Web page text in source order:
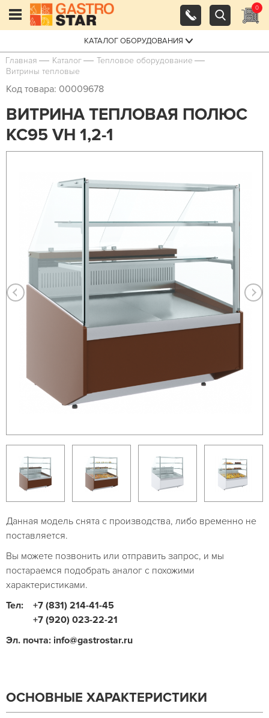
0
КАТАЛОГ ОБОРУДОВАНИЯ
Главная Каталог
Тепловое оборудование
Витрины тепловые
Код товара: 00009678
ВИТРИНА ТЕПЛОВАЯ ПОЛЮС
КС95 VH 1,2-1
Данная модель снята с производства, либо временно не
поставляется.
Вы можете позвонить или отправить запрос, и мы
постараемся подобрать аналог с похожими
характеристиками.
Тел:
+7 (831) 214-41-45
+7 (920) 023-22-21
Эл. почта: info@gastrostar.ru
ОСНОВНЫЕ ХАРАКТЕРИСТИКИ